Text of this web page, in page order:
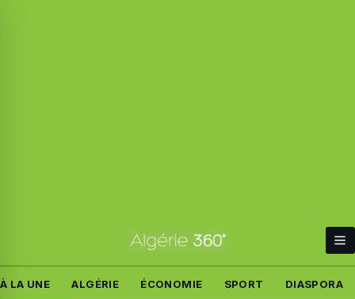
À LA UNE ALGÉRIE ÉCONOMIE SPORT DIASPORA